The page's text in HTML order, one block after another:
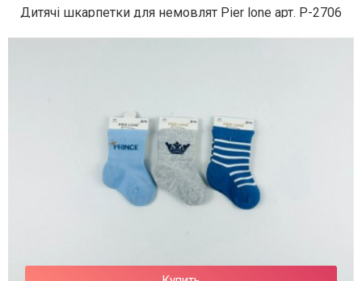
Дитячі шкарпетки для немовлят Pier lone арт. P-2706